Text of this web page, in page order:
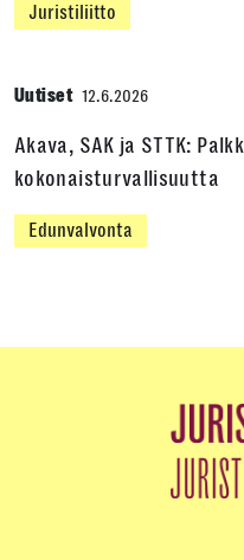
Juristiliitto
Uutiset 12.6.2026
Akava, SAK ja STTK:
kokonaisturvallisuutta
Edunvalvonta